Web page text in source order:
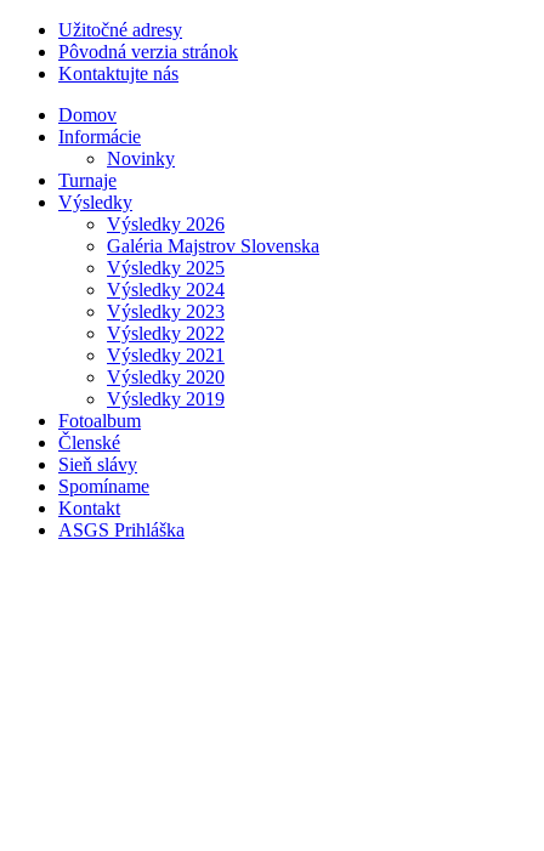
Užitočné adresy
Pôvodná verzia stránok
Kontaktujte nás
Domov
Informácie
Novinky
Turnaje
Výsledky
Výsledky 2026
Galéria Majstrov Slovenska
Výsledky 2025
Výsledky 2024
Výsledky 2023
Výsledky 2022
Výsledky 2021
Výsledky 2020
Výsledky 2019
Fotoalbum
Členské
Sieň slávy
Spomíname
Kontakt
ASGS Prihláška